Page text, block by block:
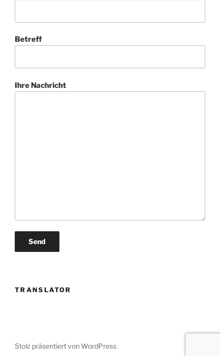
Betreff
Ihre Nachricht
TRANSLATOR
Stolz präsentiert von WordPress